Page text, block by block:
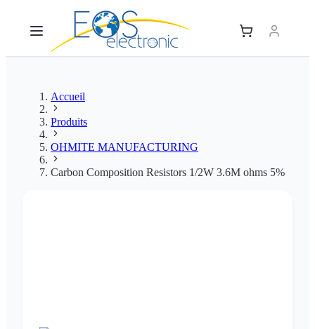
Accueil
Produits
OHMITE MANUFACTURING
Carbon Composition Resistors 1/2W 3.6M ohms 5%